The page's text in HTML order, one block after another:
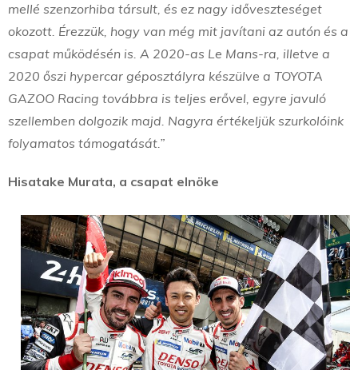
mellé szenzorhiba társult, és ez nagy időveszteséget
okozott. Érezzük, hogy van még mit javítani az autón és a
csapat működésén is. A 2020-as Le Mans-ra, illetve a
2020 őszi hypercar géposztályra készülve a TOYOTA
GAZOO Racing továbbra is teljes erővel, egyre javuló
szellemben dolgozik majd. Nagyra értékeljük szurkolóink
folyamatos támogatását.”
Hisatake Murata, a csapat elnöke